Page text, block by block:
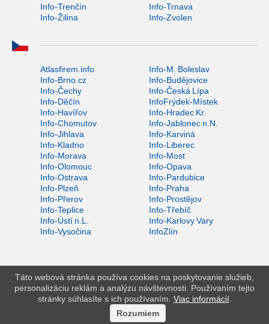
Info-Trenčín
Info-Trnava
Info-Žilina
Info-Zvolen
Atlasfirem.info
Info-M. Boleslav
Info-Brno.cz
Info-Budějovice
Info-Čechy
Info-Česká Lípa
Info-Děčín
InfoFrýdek-Místek
Info-Havířov
Info-Hradec Kr.
Info-Chomutov
Info-Jablonec n.N.
Info-Jihlava
Info-Karviná
Info-Kladno
Info-Liberec
Info-Morava
Info-Most
Info-Olomouc
Info-Opava
Info-Ostrava
Info-Pardubice
Info-Plzeň
Info-Praha
Info-Přerov
Info-Prostějov
Info-Teplice
Info-Třebíč
Info-Ústí n.L.
Info-Karlovy Vary
Info-Vysočina
InfoZlín
Táto webová stránka používa cookies na poskytovanie služieb,
personalizáciu reklám a analýzu návštevnosti. Používaním tejto
stránky súhlasíte s ich používaním. Viac informácií.
Rozumiem